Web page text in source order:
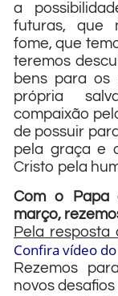
a
futuras, que
fome, que
teremos
bens para os
própria
compaixão
de possuir
pela graça e
Cristo pela
Com o Papa
março,
Pela resposta
Confira vídeo do
Rezemos
novos